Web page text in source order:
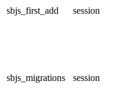
sbjs_first_add session
sbjs_migrations session